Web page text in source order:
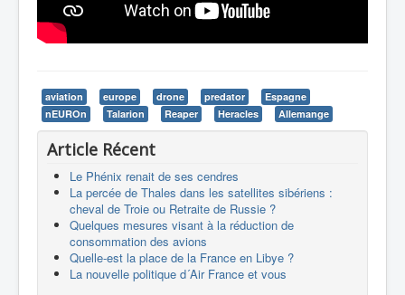
aviation europe drone predator
Espagne
nEUROn
Talarion Reaper Heracles Allemange
Article Récent
Le Phénix renait de ses cendres
La percée de Thales dans les satellites sibériens :
cheval de Troie ou Retraite de Russie ?
Quelques mesures visant à la réduction de
consommation des avions
Quelle-est la place de la France en Libye ?
La nouvelle politique d´Air France et vous